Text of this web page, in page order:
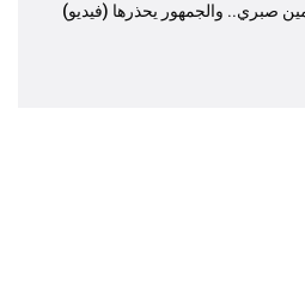
صبري.. والجمهور يحذرها (فيديو)